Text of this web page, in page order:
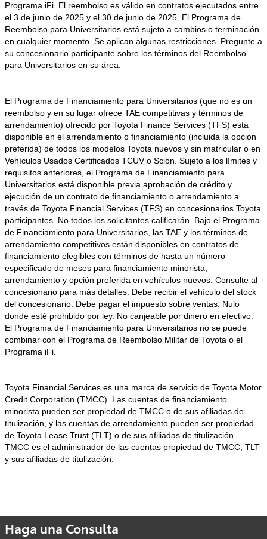
Programa iFi. El reembolso es válido en contratos ejecutados entre
el 3 de junio de 2025 y el 30 de junio de 2025. El Programa de
Reembolso para Universitarios está sujeto a cambios o terminación
en cualquier momento. Se aplican algunas restricciones. Pregunte a
su concesionario participante sobre los términos del Reembolso
para Universitarios en su área.
El Programa de Financiamiento para Universitarios (que no es un
reembolso y en su lugar ofrece TAE competitivas y términos de
arrendamiento) ofrecido por Toyota Finance Services (TFS) está
disponible en el arrendamiento o financiamiento (incluida la opción
preferida) de todos los modelos Toyota nuevos y sin matricular o en
Vehículos Usados Certificados TCUV o Scion. Sujeto a los límites y
requisitos anteriores, el Programa de Financiamiento para
Universitarios está disponible previa aprobación de crédito y
ejecución de un contrato de financiamiento o arrendamiento a
través de Toyota Financial Services (TFS) en concesionarios Toyota
participantes. No todos los solicitantes calificarán. Bajo el Programa
de Financiamiento para Universitarios, las TAE y los términos de
arrendamiento competitivos están disponibles en contratos de
financiamiento elegibles con términos de hasta un número
especificado de meses para financiamiento minorista,
arrendamiento y opción preferida en vehículos nuevos. Consulte al
concesionario para más detalles. Debe recibir el vehículo del stock
del concesionario. Debe pagar el impuesto sobre ventas. Nulo
donde esté prohibido por ley. No canjeable por dinero en efectivo.
El Programa de Financiamiento para Universitarios no se puede
combinar con el Programa de Reembolso Militar de Toyota o el
Programa iFi.
Toyota Financial Services es una marca de servicio de Toyota Motor
Credit Corporation (TMCC). Las cuentas de financiamiento
minorista pueden ser propiedad de TMCC o de sus afiliadas de
titulización, y las cuentas de arrendamiento pueden ser propiedad
de Toyota Lease Trust (TLT) o de sus afiliadas de titulización.
TMCC es el administrador de las cuentas propiedad de TMCC, TLT
y sus afiliadas de titulización.
Haga una Consulta